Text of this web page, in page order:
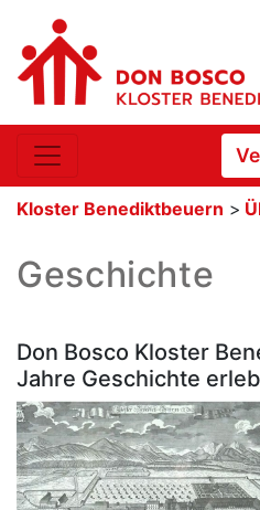
Kloster Benediktbeuern >
Geschichte
Don Bosco Kloster
Jahre Geschichte